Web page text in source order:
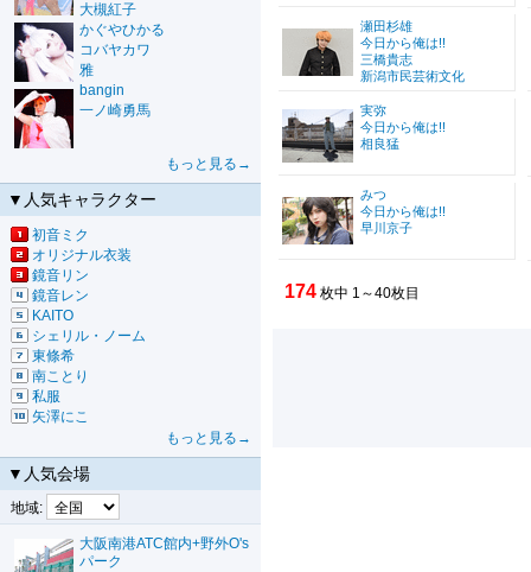
大槻紅子
かぐやひかる
コバヤカワ
雅
bangin
一ノ崎勇馬
もっと見る→
▼人気キャラクター
初音ミク
オリジナル衣装
鏡音リン
鏡音レン
KAITO
シェリル・ノーム
東條希
南ことり
私服
矢澤にこ
もっと見る→
▼人気会場
地域:
大阪南港ATC館内+野外O's
パーク
瀬田杉雄
今日から俺は!!
三橋貴志
新潟市民芸術文化
実弥
今日から俺は!!
相良猛
みつ
今日から俺は!!
早川京子
174 枚中 1～40枚目